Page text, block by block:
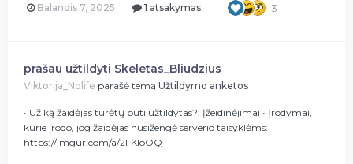
Balandis 7, 2025 1 atsakymas 3
prašau užtildyti Skeletas_Bliudzius
Viktorija_Nolife parašė temą Užtildymo anketos
• Už ką žaidėjas turėtų būti užtildytas?: Įžeidinėjimai • Įrodymai,
kurie įrodo, jog žaidėjas nusižengė serverio taisyklėms:
https://imgur.com/a/2FKIoOQ